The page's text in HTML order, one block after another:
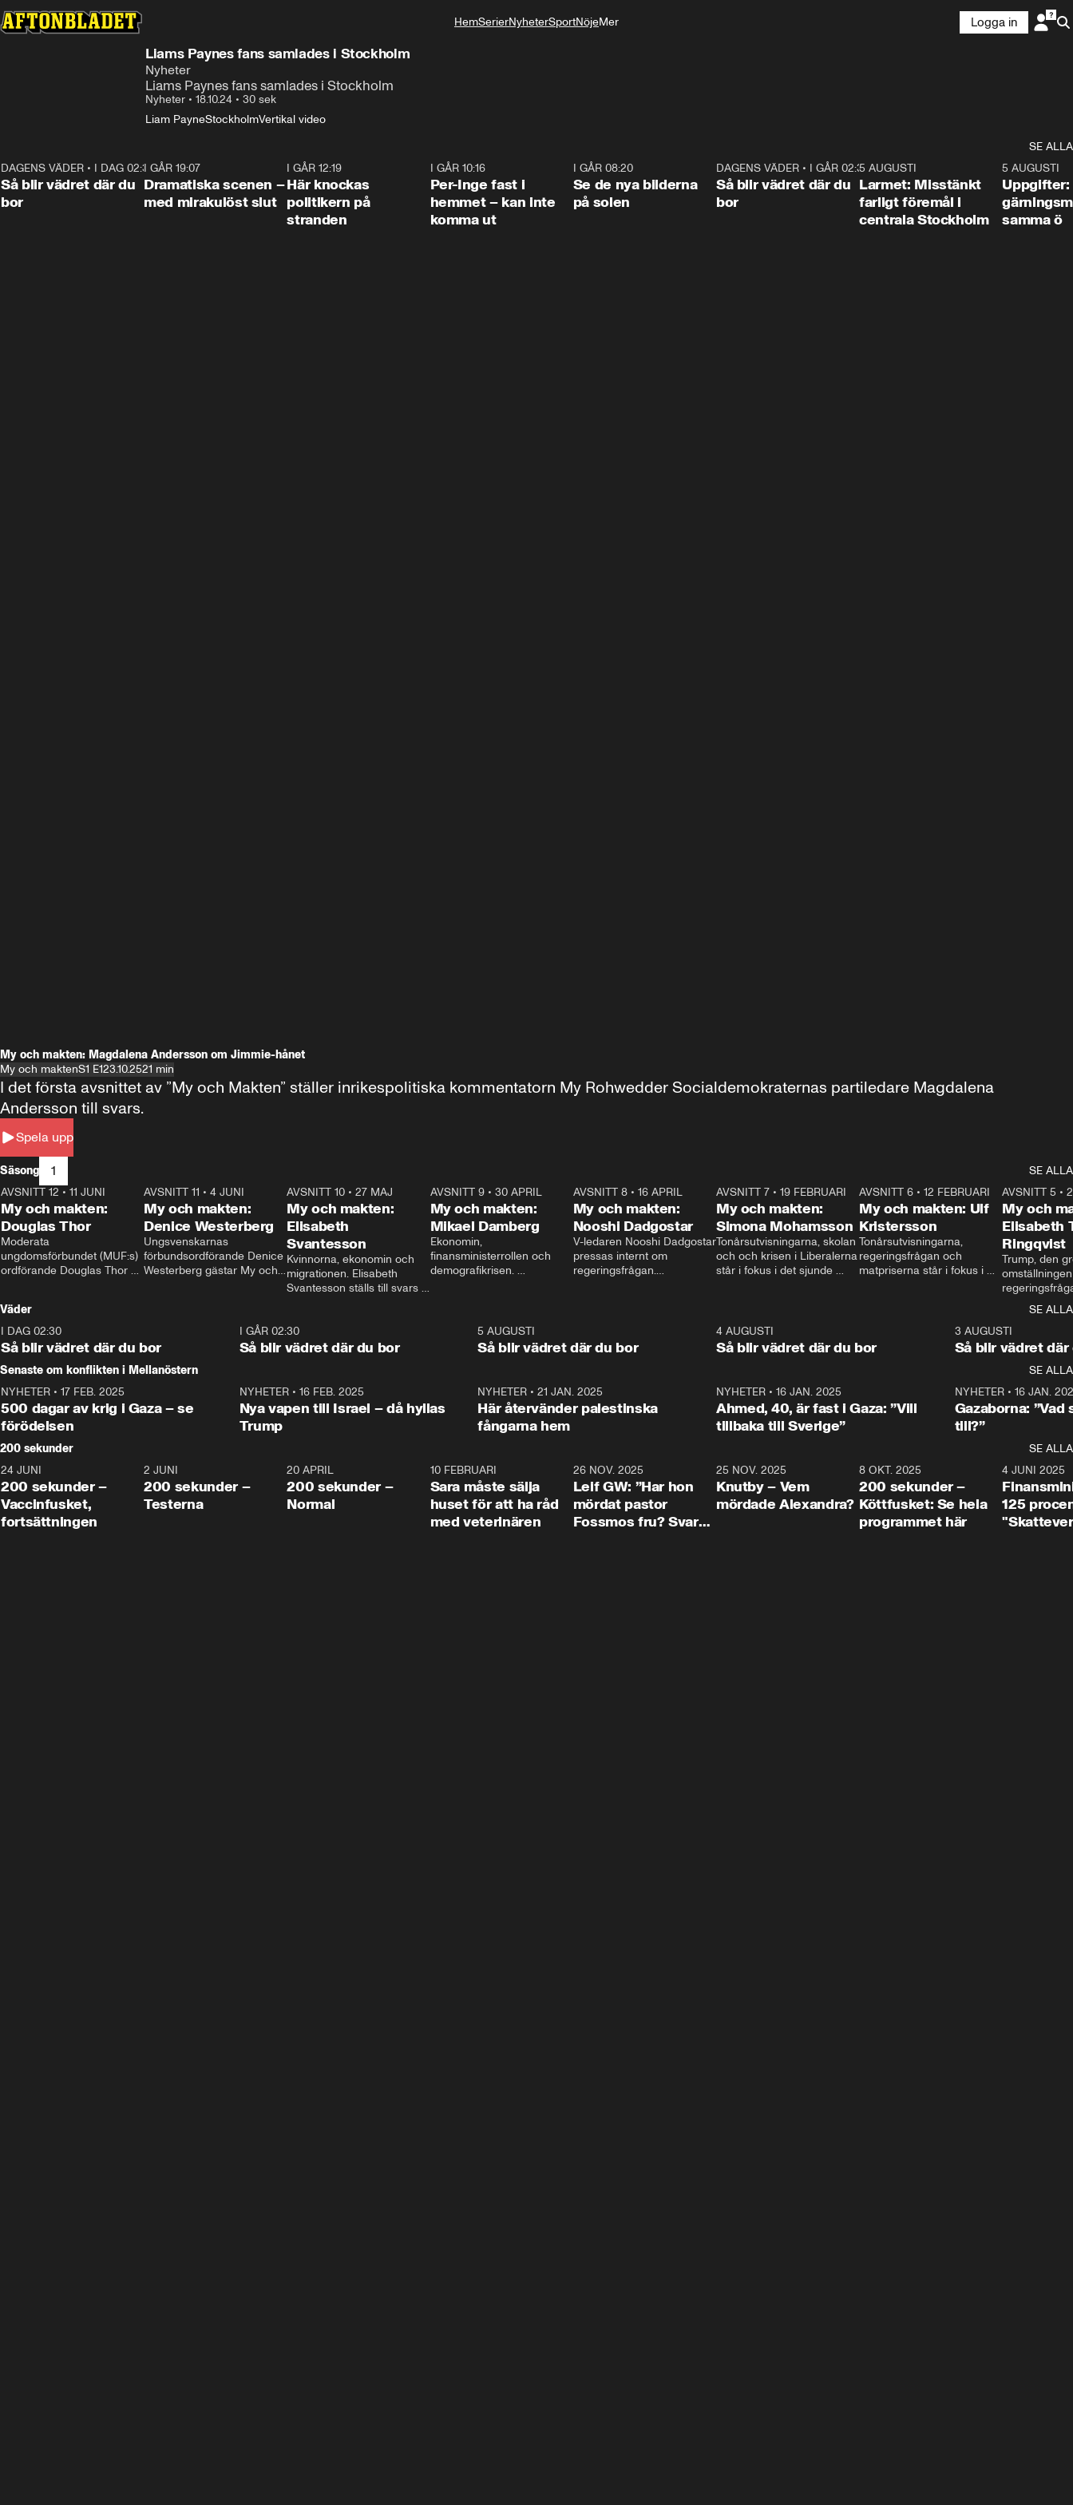
HemSerierNyheterSportNöjeMer
Logga in
Liams Paynes fans samlades i Stockholm
Nyheter
Liams Paynes fans samlades i Stockholm
Nyheter • 18.10.24 • 30 sek
Liam PayneStockholmVertikal video
SE ALLA
1:06
DAGENS VÄDER • I DAG 02:30
Så blir vädret där du
bor
I GÅR 19:07
Dramatiska scenen –
med mirakulöst slut
I GÅR 12:19
Här knockas
politikern på
stranden
I GÅR 10:16
Per-Inge fast i
hemmet – kan inte
komma ut
I GÅR 08:20
Se de nya bilderna
på solen
1:06
DAGENS VÄDER• I GÅR 02:30
Så blir vädret där du
bor
0:35
5 AUGUSTI
Larmet: Misstänkt
farligt föremål i
centrala Stockholm
5 AUGUSTI
Uppgifter:
samma ö
My och makten: Magdalena Andersson om Jimmie-hånet
My och maktenS1 E123.10.2521 min
Spela upp
I det första avsnittet av ”My och Makten” ställer inrikespolitiska kommentatorn My Rohwedder Socialdemokraternas partiledare Magdalena
Andersson till svars.
Säsong 1
SE ALLA
26:27
AVSNITT 12 • 11 JUNI
My och makten:
Douglas Thor
Moderata
ungdomsförbundet (MUF:s)
ordförande Douglas Thor
tonårsutvisningarna och hur
Moderaterna ska locka
väljare till valet i höst.
23:40
AVSNITT 11 •4 JUNI
My och makten:
Denice Westerberg
Ungsvenskarnas
förbundsordförande Denice
Westerberg gästar My och
AVSNITT 10 •27 MAJ
My och makten:
Elisabeth
Svantesson
Kvinnorna, ekonomin och
migrationen. Elisabeth
Svantesson ställs till svars
AVSNITT 9• 30 APRIL
My och makten:
Mikael Damberg
Ekonomin,
finansministerrollen och
demografikrisen.
och Makten.
AVSNITT 8• 16 APRIL
My och makten:
Nooshi Dadgostar
V-ledaren Nooshi Dadgostar
pressas internt om
regeringsfrågan.
– Vi ställer upp i val. Ska vi
vara med så sitter vi förstås
24:30
AVSNITT 7• 19 FEBRUARI
My och makten:
Simona Mohamsson
Tonårsutvisningarna, skolan
och och krisen i Liberalerna
står i fokus i det sjunde
kommentator My
Rohwedder ställer
utbildnings- och
Mohamsson till svars.
27:30
AVSNITT 6 •12 FEBRUARI
My och makten: Ulf
Kristersson
Tonårsutvisningarna,
regeringsfrågan och
matpriserna står i fokus i
Rohwedder ställer
statsminister Ulf Kristersson
AVSNITT 5 •
My och
Elisabeth
Ringqvist
Trump, den
centrum i
avsnittet av
Makten”. Se
Aftonbladets
Rohwedder
Thand Ring
Väder
SE ALLA
I DAG 02:30
Så blir vädret där du bor
1:06
I GÅR 02:30
Så blir vädret där du bor
5 AUGUSTI
Så blir vädret där du bor
4 AUGUSTI
Så blir vädret där du bor
3 AUGUSTI
Så blir vädret där
Senaste om konflikten i Mellanöstern
SE ALLA
NYHETER • 17 FEB. 2025
500 dagar av krig i Gaza – se
förödelsen
NYHETER• 16 FEB. 2025
Nya vapen till Israel – då hyllas
Trump
NYHETER •21 JAN. 2025
Här återvänder palestinska
fångarna hem
NYHETER• 16 JAN. 2025
Ahmed, 40, är fast i Gaza: ”Vill
tillbaka till Sverige”
NYHETER• 16 JAN.
Gazaborna:
till?”
200 sekunder
SE ALLA
5:00
24 JUNI
200 sekunder –
Vaccinfusket,
fortsättningen
4:23
2 JUNI
200 sekunder –
Testerna
20 APRIL
200 sekunder –
Normal
10 FEBRUARI
Sara måste sälja
huset för att ha råd
med veterinären
26 NOV. 2025
Leif GW: ”Har hon
mördat pastor
Fossmos fru? Svar
31:05
25 NOV. 2025
Knutby – Vem
mördade Alexandra?
4:29
8 OKT. 2025
200 sekunder –
Köttfusket: Se hela
programmet här
4 JUNI 2025
125